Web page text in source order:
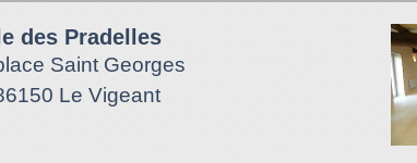
des Pradelles
Saint Georges
Le Vigeant